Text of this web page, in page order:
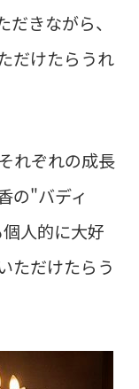
きながら、
だけたらうれ
れぞれの成長
の"バディ
人的に大好
ただけたらう